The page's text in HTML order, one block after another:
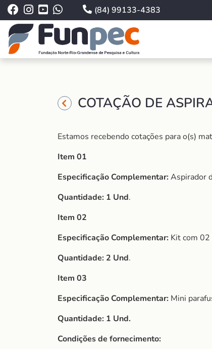
(84) 99133-4383
COTAÇÃO DE
Estamos recebendo cotações para o(s)
Item 01
Especificação Complementar:Aspirador
Quantidade: 1 Und.
Item 02
Especificação Complementar: Kit com
Quantidade: 2 Und.
Item 03
Especificação Complementar: Mini
Quantidade: 1 Und.
Condições de fornecimento: